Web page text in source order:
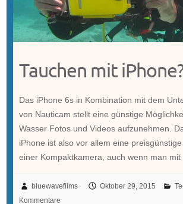
Tauchen mit
Das iPhone 6s in Kombination mit dem
von Nauticam stellt eine günstige
Wasser Fotos und Videos aufzunehmen.
iPhone ist also vor allem eine
einer Kompaktkamera, auch wenn man
bluewavefilms Oktober 29, 2015
Kommentare